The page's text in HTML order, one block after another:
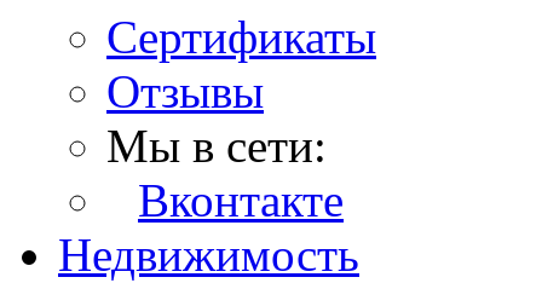
Сертификаты
Отзывы
Мы в сети:
Вконтакте
Недвижимость